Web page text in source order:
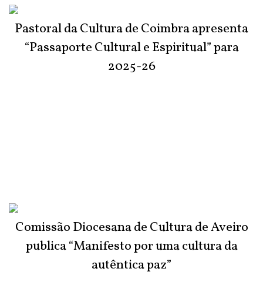
Pastoral da Cultura de Coimbra apresenta
“Passaporte Cultural e Espiritual” para
2025-26
Comissão Diocesana de Cultura de Aveiro
publica “Manifesto por uma cultura da
autêntica paz”